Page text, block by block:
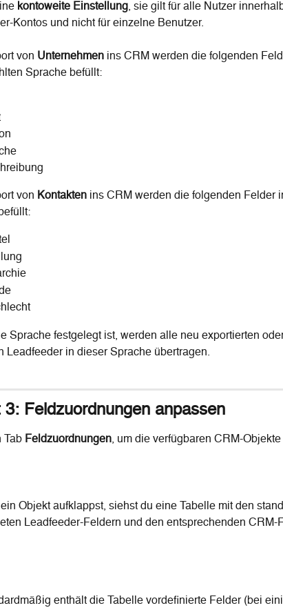
kontoweite Einstellung, sie gilt für alle Nutzer
Kontos und nicht für einzelne Benutzer.
von Unternehmen ins CRM werden die folgenden
Sprache befüllt:
von Kontakten ins CRM werden die folgenden Felder
Sprache festgelegt ist, werden alle neu exportierten
Leadfeeder in dieser Sprache übertragen.
3: Feldzuordnungen anpassen
Tab Feldzuordnungen, um die verfügbaren CRM-
Objekt aufklappst, siehst du eine Tabelle mit den
Leadfeeder-Feldern und den entsprechenden CRM-
enthält die Tabelle vordefinierte Felder (bei